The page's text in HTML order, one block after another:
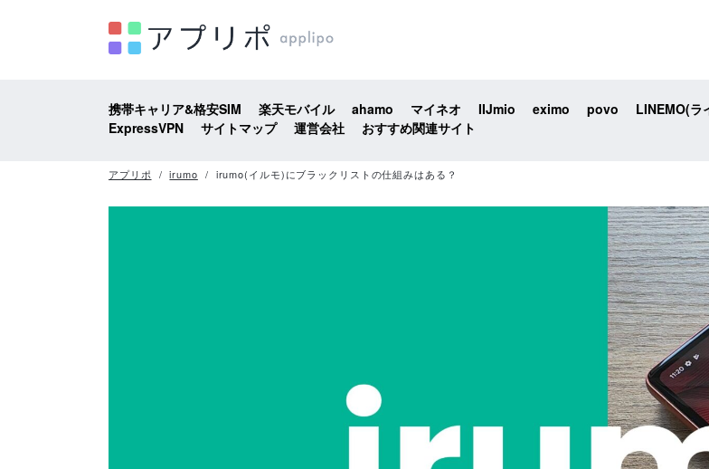
携帯キャリア&格安SIM 楽天モバイル ahamo マイネオ IIJmio eximo povo LINEMO(ラ
ExpressVPN
サイトマップ 運営会社 おすすめ関連サイト
アプリポ irumo irumo(イルモ)にブラックリストの仕組みはある？